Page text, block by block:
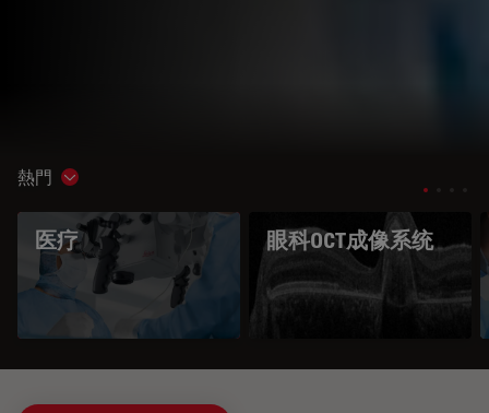
熱門 Show subnavigation
医疗 眼科OCT成像系统